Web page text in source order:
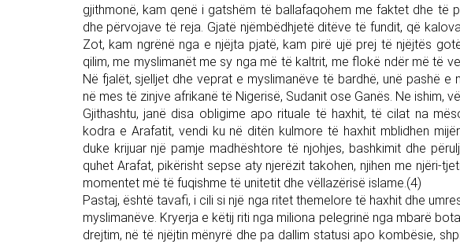
gjithmonë, kam qenë i gatshëm të ballafaqohem me faktet dhe të
dhe përvojave të reja. Gjatë njëmbëdhjetë ditëve të fundit, që
Zot, kam ngrënë nga e njëjta pjatë, kam pirë ujë prej të njëjtës
qilim, me myslimanët me sy nga më të kaltrit, me flokë ndër më të
Në fjalët, sjelljet dhe veprat e myslimanëve të bardhë, unë pashë e
në mes të zinjve afrikanë të Nigerisë, Sudanit ose Ganës. Ne ishim,
Gjithashtu, janë disa obligime apo rituale të haxhit, të cilat na
kodra e Arafatit, vendi ku në ditën kulmore të haxhit mblidhen
duke krijuar një pamje madhështore të njohjes, bashkimit dhe
quhet Arafat, pikërisht sepse aty njerëzit takohen, njihen me njëri-
momentet më të fuqishme të unitetit dhe vëllazërisë islame.(4)
Pastaj, është tavafi, i cili si një nga ritet themelore të haxhit dhe
myslimanëve. Kryerja e këtij riti nga miliona pelegrinë nga mbarë
drejtim, në të njëjtin mënyrë dhe pa dallim statusi apo kombësie,